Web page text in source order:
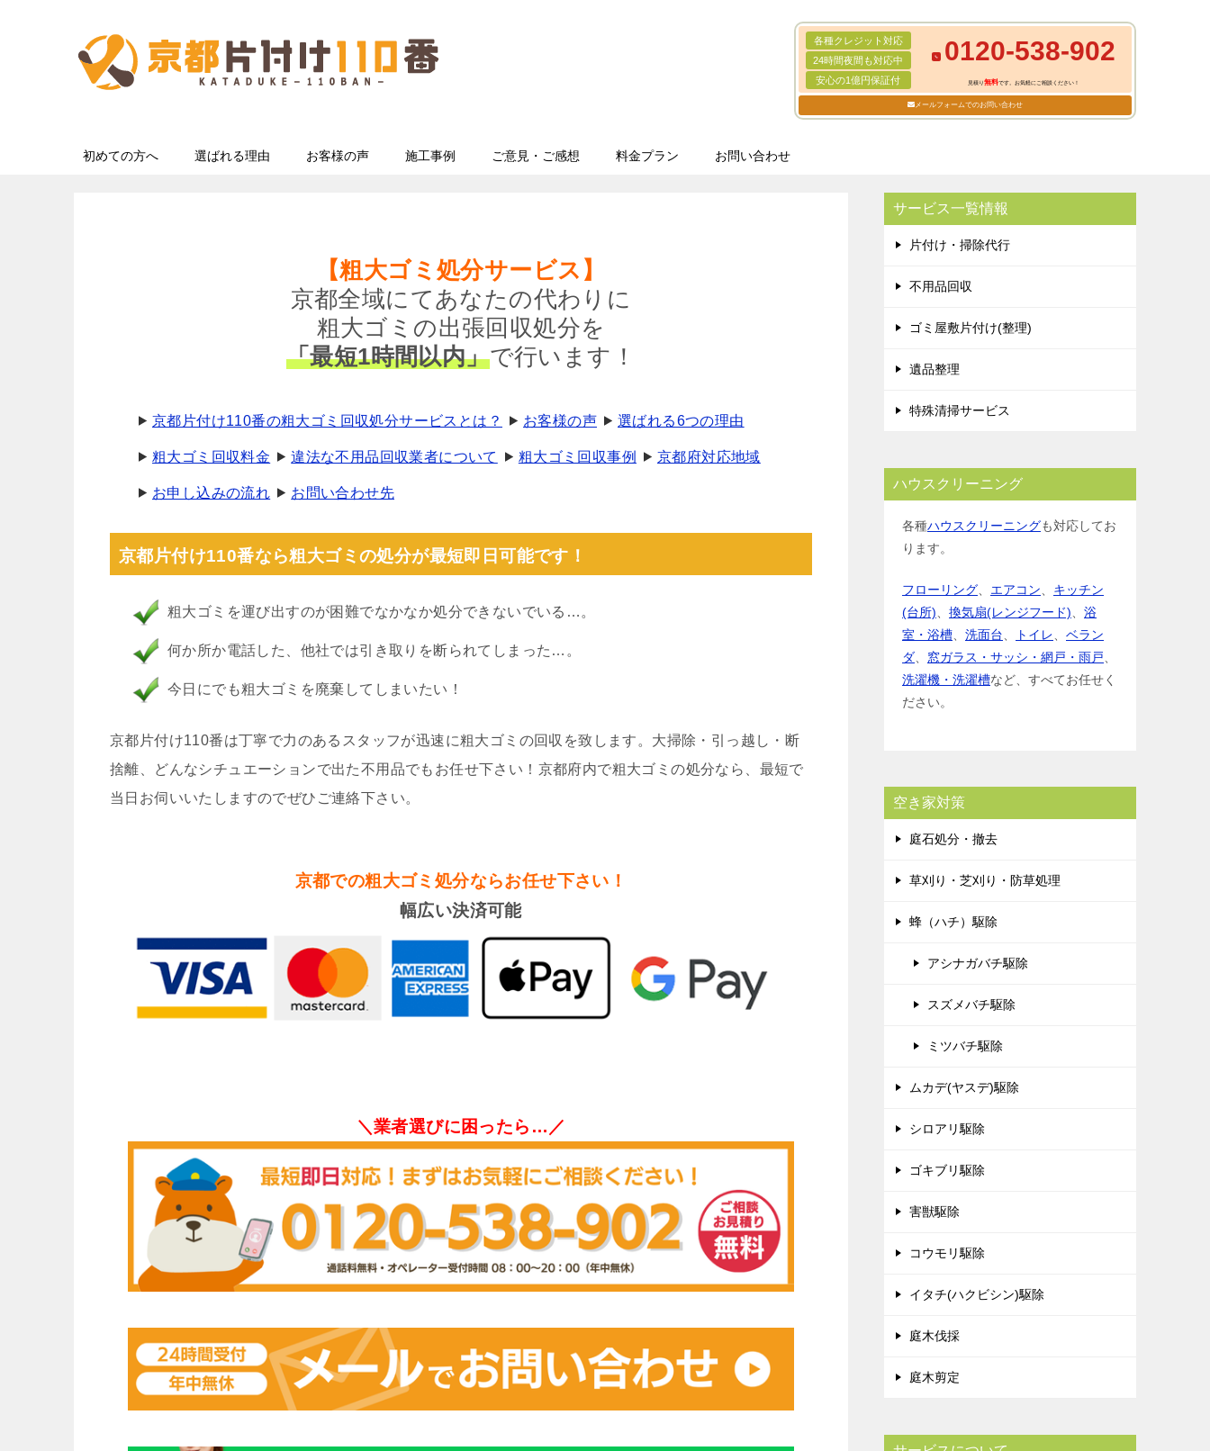
各種クレジット対応
24時間夜間も対応中
安心の1億円保証付
0120-538-902
見積り無料です。お気軽にご相談ください！
メールフォームでのお問い合わせ
初めての方へ 選ばれる理由 お客様の声 施工事例 ご意見・ご感想 料金プラン お問い合わせ
【粗大ゴミ処分サービス】
京都全域にてあなたの代わりに
粗大ゴミの出張回収処分を
「最短1時間以内」で行います！
京都片付け110番の粗大ゴミ回収処分サービスとは？ お客様の声 選ばれる6つの理由
粗大ゴミ回収料金 違法な不用品回収業者について 粗大ゴミ回収事例 京都府対応地域
お申し込みの流れ お問い合わせ先
京都片付け110番なら粗大ゴミの処分が最短即日可能です！
粗大ゴミを運び出すのが困難でなかなか処分できないでいる…。
何か所か電話した、他社では引き取りを断られてしまった…。
今日にでも粗大ゴミを廃棄してしまいたい！
京都片付け110番は丁寧で力のあるスタッフが迅速に粗大ゴミの回収を致します。大掃除・引っ越し・断
捨離、どんなシチュエーションで出た不用品でもお任せ下さい！京都府内で粗大ゴミの処分なら、最短で
当日お伺いいたしますのでぜひご連絡下さい。
京都での粗大ゴミ処分ならお任せ下さい！
幅広い決済可能
＼業者選びに困ったら…／
サービス一覧情報
片付け・掃除代行
不用品回収
ゴミ屋敷片付け(整理)
遺品整理
特殊清掃サービス
ハウスクリーニング
各種ハウスクリーニングも対応してお
ります。
フローリング エアコン
キッチン
(台所)
換気扇(レンジフード)
浴
室・浴槽
洗面台 トイレ
ベラン
ダ
窓ガラス・サッシ・網戸・雨戸
洗濯機・洗濯槽など、すべてお任せく
ださい。
空き家対策
庭石処分・撤去
草刈り・芝刈り・防草処理
蜂（ハチ）駆除
アシナガバチ駆除
スズメバチ駆除
ミツバチ駆除
ムカデ(ヤスデ)駆除
シロアリ駆除
ゴキブリ駆除
害獣駆除
コウモリ駆除
イタチ(ハクビシン)駆除
庭木伐採
庭木剪定